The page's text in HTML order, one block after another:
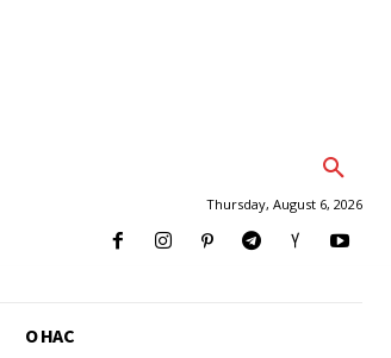
Thursday, August 6, 2026
О НАС